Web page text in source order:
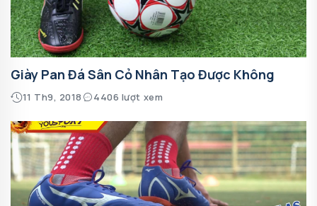
Giày Pan Đá Sân Cỏ Nhân Tạo Được Không
11 Th9, 2018 4406 lượt xem